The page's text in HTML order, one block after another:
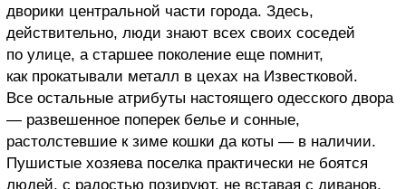
дворики центральной части города. Здесь,
действительно, люди знают всех своих соседей
по улице, а старшее поколение еще помнит,
как прокатывали металл в цехах на Известковой.
Все остальные атрибуты настоящего одесского двора
— развешенное поперек белье и сонные,
растолстевшие к зиме кошки да коты — в наличии.
Пушистые хозяева поселка практически не боятся
людей, с радостью позируют, не вставая с диванов,